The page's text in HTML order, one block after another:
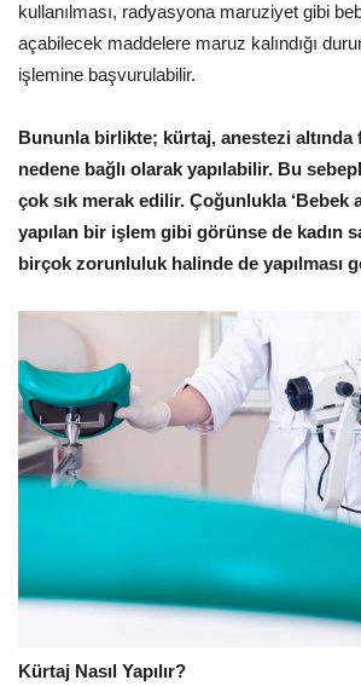
kullanılması, radyasyona maruziyet gibi
açabilecek maddelere maruz kalındığı
işlemine başvurulabilir.
Bununla birlikte; kürtaj, anestezi altında
nedene bağlı olarak yapılabilir. Bu
çok sık merak edilir. Çoğunlukla ‘Bebek
yapılan bir işlem gibi görünse de kadın
birçok zorunluluk halinde de yapılması
Kürtaj Nasıl Yapılır?